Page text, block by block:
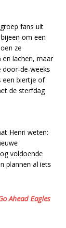
fans uit
om een
ze
lachen, maar
door-de-weeks
een biertje of
de sterfdag
Henri weten:
voldoende
plannen al iets
Ahead Eagles